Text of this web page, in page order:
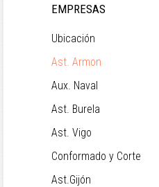
EMPRESAS
Ubicación
Ast. Armon
Aux. Naval
Ast. Burela
Ast. Vigo
Conformado y Corte
Ast.Gijón